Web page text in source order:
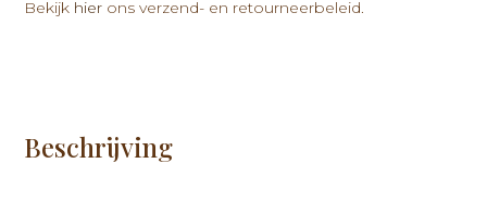
Bekijk hier ons verzend- en retourneerbeleid.
Beschrijving